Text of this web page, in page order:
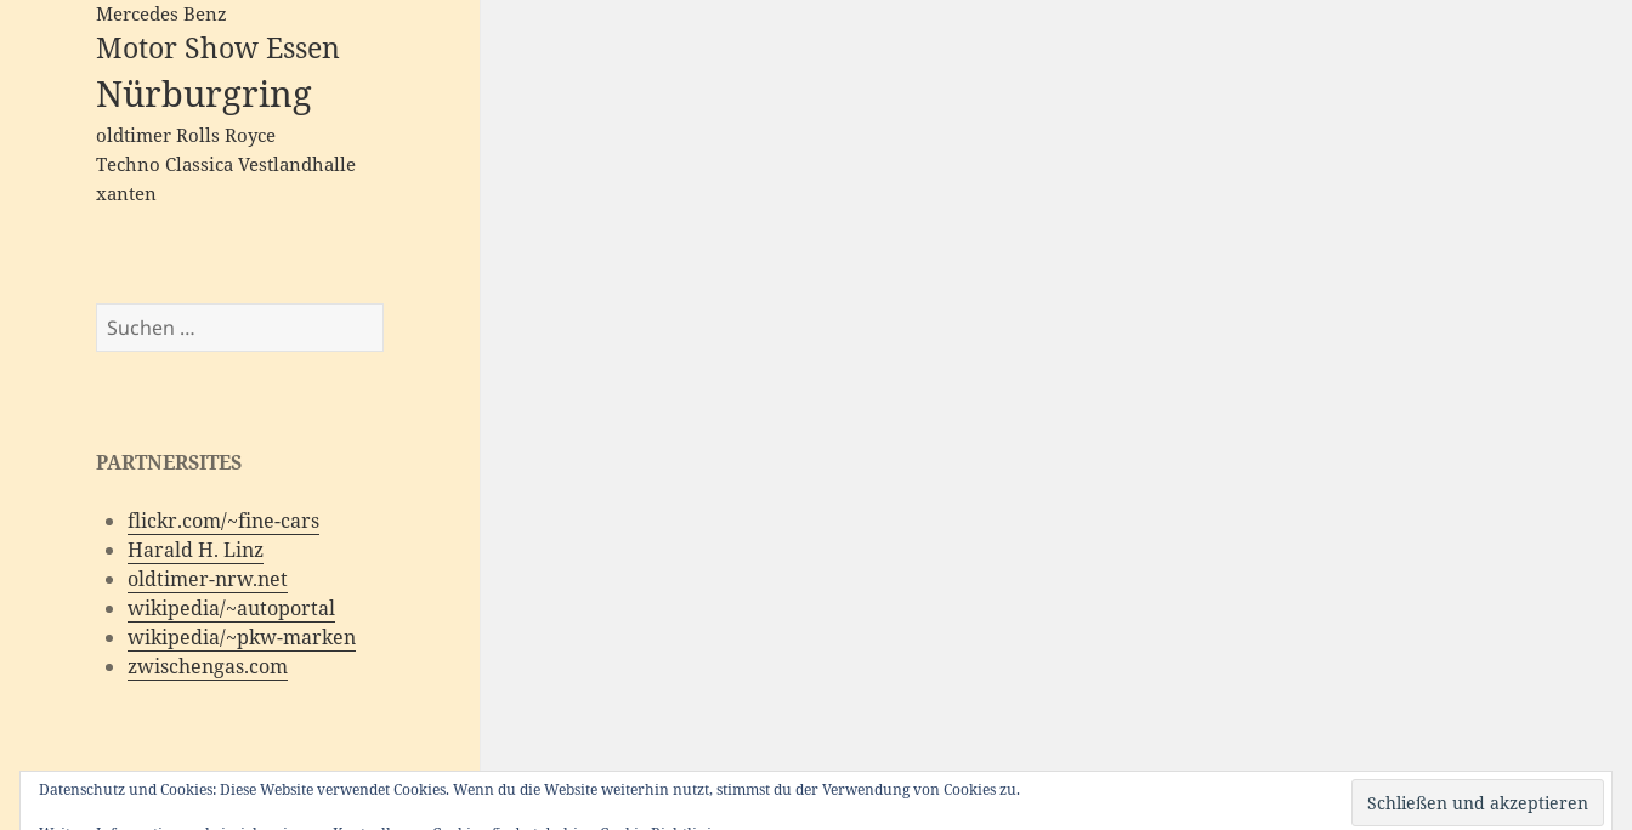
Mercedes Benz
Motor Show Essen
Nürburgring
oldtimerRolls Royce
Techno ClassicaVestlandhalle
xanten
Suchen
nach:
PARTNERSITES
flickr.com/~fine-cars
Harald H. Linz
oldtimer-nrw.net
wikipedia/~autoportal
wikipedia/~pkw-marken
zwischengas.com
Datenschutz und Cookies: Diese Website verwendet Cookies. Wenn du die Website weiterhin nutzt, stimmst du der Verwendung von Cookies zu.